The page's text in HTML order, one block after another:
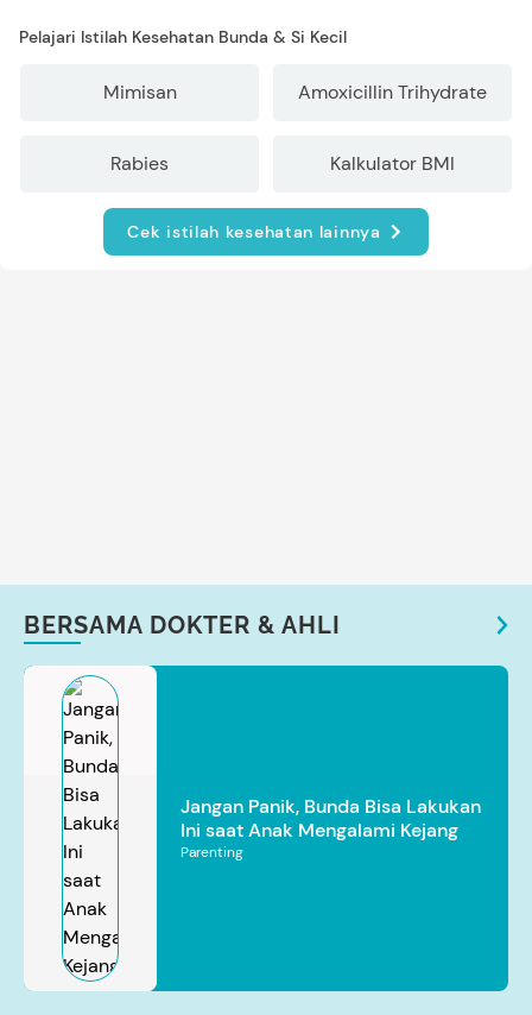
Pelajari Istilah Kesehatan Bunda & Si Kecil
Mimisan Amoxicillin Trihydrate
Rabies Kalkulator BMI
Cek istilah kesehatan lainnya
BERSAMA DOKTER & AHLI
Jangan Panik, Bunda Bisa Lakukan
Ini saat Anak Mengalami Kejang
Parenting